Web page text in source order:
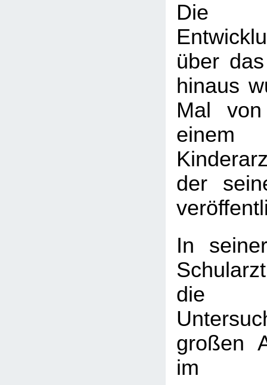
Die
über
hinaus
Mal
einem
der
In
die
großen
im